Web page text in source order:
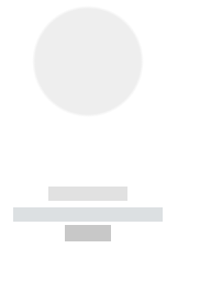
------------
----------- -----------